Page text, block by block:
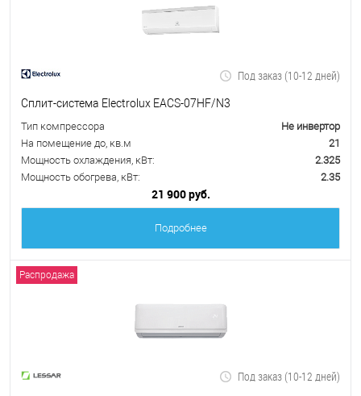
Под заказ (10-12 дней)
Сплит-система Electrolux EACS-07HF/N3
Тип компрессора
Не инвертор
На помещение до, кв.м
21
Мощность охлаждения, кВт:
2.325
Мощность обогрева, кВт:
2.35
21 900 руб.
Подробнее
Распродажа
Под заказ (10-12 дней)